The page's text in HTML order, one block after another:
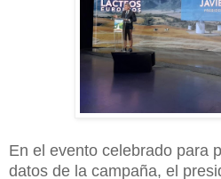
En el evento celebrado para
datos de la campaña, el